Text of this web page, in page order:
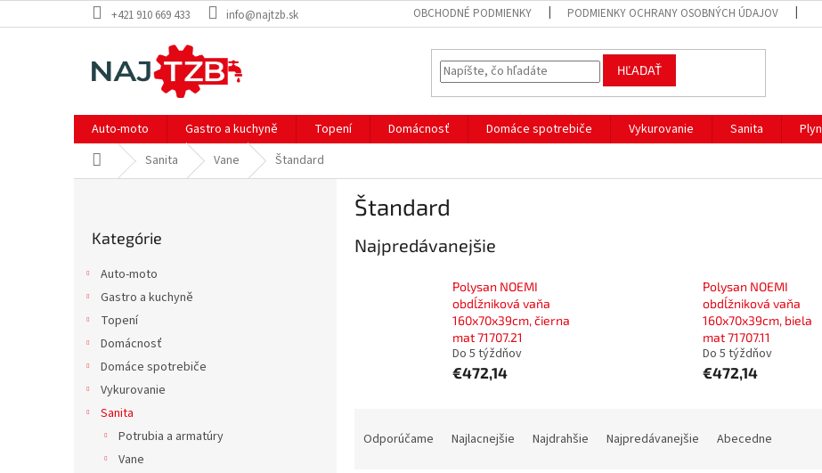
na
+421 910 669 433 info@najtzb.sk OBCHODNÉ PODMIENKY PODMIENKY OCHRANY OSOBNÝCH ÚDAJOV
HĽADAŤ
Auto-moto Gastro a kuchyně Topení Domácnosť Domáce spotrebiče Vykurovanie Sanita Plyn
DomovSanita Vane Štandard
kategórie
Kategórie
Auto-moto
Gastro a kuchyně
Topení
Domácnosť
Domáce spotrebiče
Vykurovanie
Sanita
Potrubia a armatúry
Vane
Štandard
Najpredávanejšie
Polysan NOEMI
obdĺžniková vaňa
160x70x39cm, čierna
mat 71707.21
Do 5 týždňov
€472,14
Polysan NOEMI
obdĺžniková vaňa
160x70x39cm, biela
mat 71707.11
Do 5 týždňov
€472,14
Odporúčame Najlacnejšie Najdrahšie Najpredávanejšie Abecedne